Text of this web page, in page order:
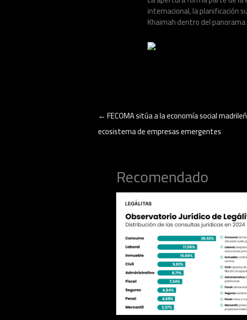
internacional, la planificación
Khaimah dentro del
← FECOMA sitúa a la economía social
ecosistema de empresas emergentes
Recomendado